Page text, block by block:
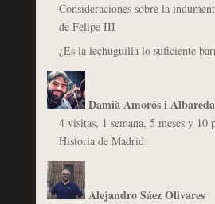
Consideraciones sobre la
de Felipe III
¿Es la lechuguilla lo suficiente
Damià Amorós i Albareda
4 visitas, 1 semana, 5 meses y 10
Historia de Madrid
Alejandro Sáez Olivares